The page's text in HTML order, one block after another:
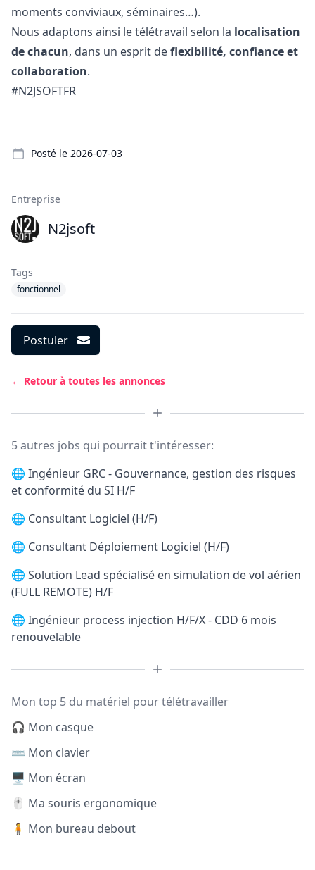
moments conviviaux, séminaires…).
Nous adaptons ainsi le télétravail selon la localisation
de chacun, dans un esprit deflexibilité, confiance et
collaboration.
#N2JSOFTFR
Posté le 2026-07-03
Entreprise
N2jsoft
Tags
fonctionnel
Postuler
← Retour à toutes les annonces
5 autres jobs qui pourrait t'intéresser:
🌐 Ingénieur GRC - Gouvernance, gestion des risques
et conformité du SI H/F
🌐 Consultant Logiciel (H/F)
🌐 Consultant Déploiement Logiciel (H/F)
🌐 Solution Lead spécialisé en simulation de vol aérien
(FULL REMOTE) H/F
🌐 Ingénieur process injection H/F/X - CDD 6 mois
renouvelable
Mon top 5 du matériel pour télétravailler
🎧 Mon casque
⌨️ Mon clavier
🖥️ Mon écran
🖱️ Ma souris ergonomique
🧍 Mon bureau debout